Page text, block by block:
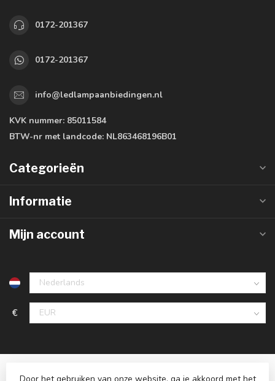
0172-201367
0172-201367
info@ledlampaanbiedingen.nl
KVK nummer: 85011584
BTW-nr met landcode: NL863468196B01
Categorieën
Informatie
Mijn account
€